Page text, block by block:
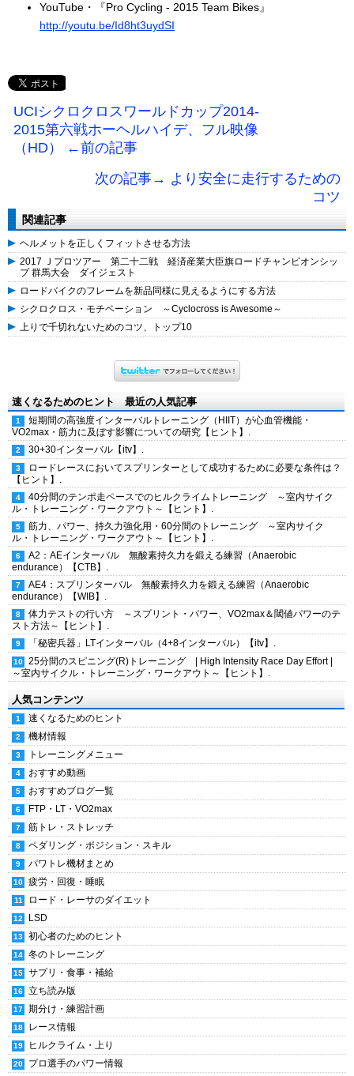
YouTube・『Pro Cycling - 2015 Team Bikes』
http://youtu.be/Id8ht3uydSI
UCIシクロクロスワールドカップ2014-
2015第六戦ホーヘルハイデ、フル映像
（HD） ←前の記事
次の記事→ より安全に走行するための
コツ
関連記事
ヘルメットを正しくフィットさせる方法
2017 Ｊプロツアー 第二十二戦 経済産業大臣旗ロードチャンピオンシッ
プ 群馬大会 ダイジェスト
ロードバイクのフレームを新品同様に見えるようにする方法
シクロクロス・モチベーション ～Cyclocross is Awesome～
上りで千切れないためのコツ、トップ10
速くなるためのヒント 最近の人気記事
短期間の高強度インターバルトレーニング（HIIT）が心血管機能・
VO2max・筋力に及ぼす影響についての研究【ヒント】.
30+30インターバル【itv】.
ロードレースにおいてスプリンターとして成功するために必要な条件は？
【ヒント】.
40分間のテンポ走ペースでのヒルクライムトレーニング ～室内サイク
ル・トレーニング・ワークアウト～【ヒント】.
筋力、パワー、持久力強化用・60分間のトレーニング ～室内サイク
ル・トレーニング・ワークアウト～【ヒント】.
A2：AEインターバル 無酸素持久力を鍛える練習（Anaerobic
endurance）【CTB】.
AE4：スプリンターバル 無酸素持久力を鍛える練習（Anaerobic
endurance）【WIB】.
体力テストの行い方 ～スプリント・パワー、VO2max＆閾値パワーのテ
スト方法～【ヒント】.
「秘密兵器」LTインターバル（4+8インターバル）【itv】.
25分間のスピニング(R)トレーニング | High Intensity Race Day Effort |
～室内サイクル・トレーニング・ワークアウト～【ヒント】.
人気コンテンツ
速くなるためのヒント
機材情報
トレーニングメニュー
おすすめ動画
おすすめブログ一覧
FTP・LT・VO2max
筋トレ・ストレッチ
ペダリング・ポジション・スキル
パワトレ機材まとめ
疲労・回復・睡眠
ロード・レーサのダイエット
LSD
初心者のためのヒント
冬のトレーニング
サプリ・食事・補給
立ち読み版
期分け・練習計画
レース情報
ヒルクライム・上り
プロ選手のパワー情報